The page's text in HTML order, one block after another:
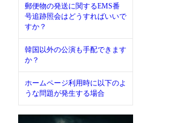
郵便物の発送に関するEMS番
号追跡照会はどうすればいいで
すか？
韓国以外の公演も手配できます
か？
ホームページ利用時に以下のよ
うな問題が発生する場合